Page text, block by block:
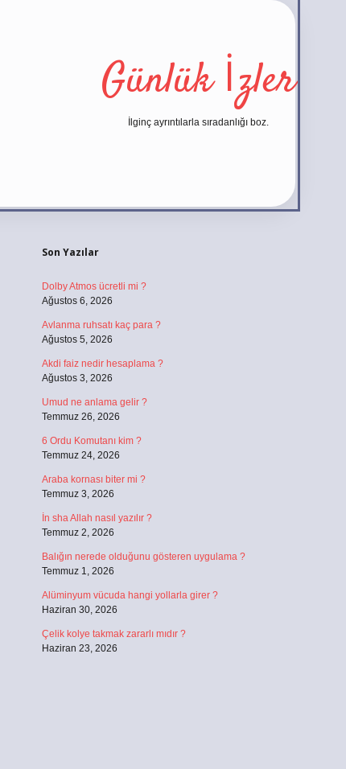
Günlük İzler
İlginç ayrıntılarla sıradanlığı boz.
Son Yazılar
Dolby Atmos ücretli mi ?
Ağustos 6, 2026
Avlanma ruhsatı kaç para ?
Ağustos 5, 2026
Akdi faiz nedir hesaplama ?
Ağustos 3, 2026
Umud ne anlama gelir ?
Temmuz 26, 2026
6 Ordu Komutanı kim ?
Temmuz 24, 2026
Araba kornası biter mi ?
Temmuz 3, 2026
İn sha Allah nasıl yazılır ?
Temmuz 2, 2026
Balığın nerede olduğunu gösteren uygulama ?
Temmuz 1, 2026
Alüminyum vücuda hangi yollarla girer ?
Haziran 30, 2026
Çelik kolye takmak zararlı mıdır ?
Haziran 23, 2026